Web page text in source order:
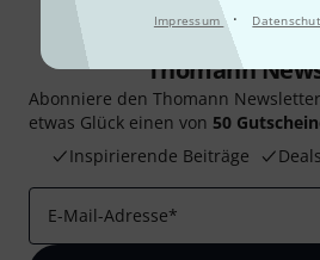
Impressum ·
Thomann
Abonniere den Thomann
etwas Glück einen von 50
Inspirierende Beiträge
Deals
E-Mail-Adresse*